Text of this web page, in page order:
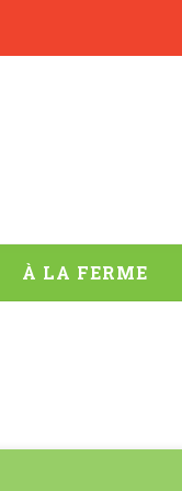
À LA FERME